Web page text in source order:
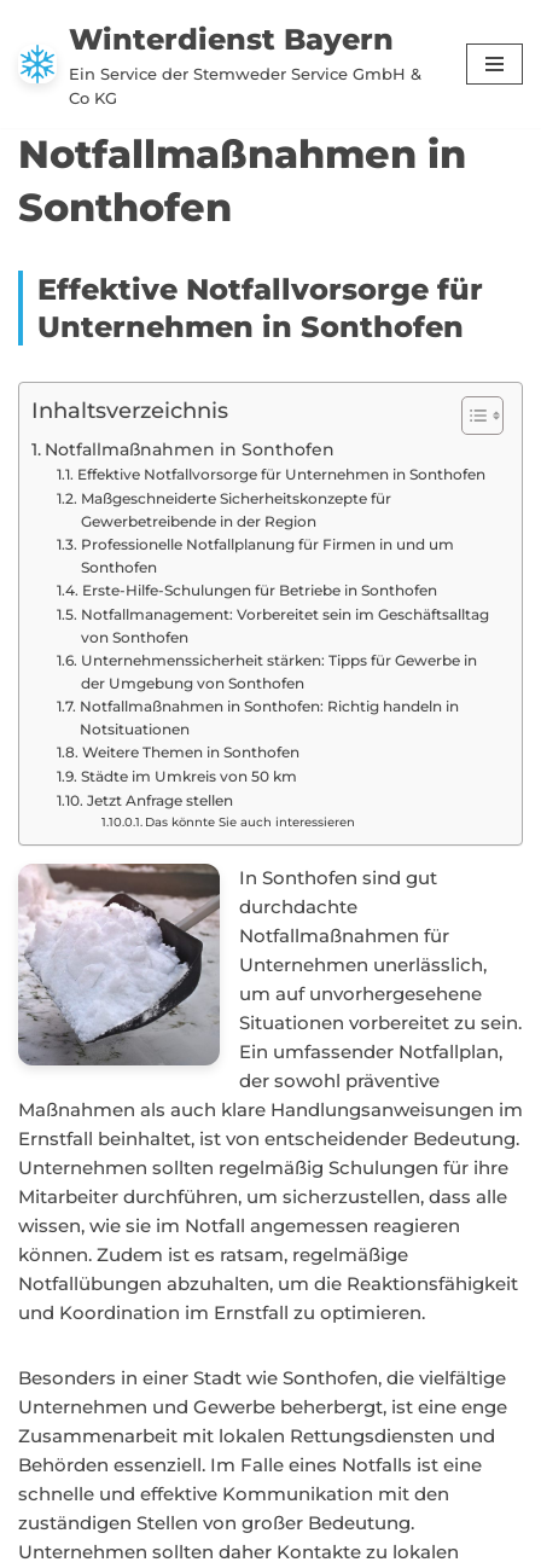
Zum
Inhalt
Winterdienst Bayern
Ein Service der Stemweder Service GmbH &
Co KG
Notfallmaßnahmen in
Sonthofen
Effektive Notfallvorsorge für
Unternehmen in Sonthofen
Inhaltsverzeichnis
Notfallmaßnahmen in Sonthofen
Effektive Notfallvorsorge für Unternehmen in Sonthofen
Maßgeschneiderte Sicherheitskonzepte für
Gewerbetreibende in der Region
Professionelle Notfallplanung für Firmen in und um
Sonthofen
Erste-Hilfe-Schulungen für Betriebe in Sonthofen
Notfallmanagement: Vorbereitet sein im Geschäftsalltag
von Sonthofen
Unternehmenssicherheit stärken: Tipps für Gewerbe in
der Umgebung von Sonthofen
Notfallmaßnahmen in Sonthofen: Richtig handeln in
Notsituationen
Weitere Themen in Sonthofen
Städte im Umkreis von 50 km
Jetzt Anfrage stellen
Das könnte Sie auch interessieren
In Sonthofen sind gut
durchdachte
Notfallmaßnahmen für
Unternehmen unerlässlich,
um auf unvorhergesehene
Situationen vorbereitet zu sein.
Ein umfassender Notfallplan,
der sowohl präventive
Maßnahmen als auch klare Handlungsanweisungen im
Ernstfall beinhaltet, ist von entscheidender Bedeutung.
Unternehmen sollten regelmäßig Schulungen für ihre
Mitarbeiter durchführen, um sicherzustellen, dass alle
wissen, wie sie im Notfall angemessen reagieren
können. Zudem ist es ratsam, regelmäßige
Notfallübungen abzuhalten, um die Reaktionsfähigkeit
und Koordination im Ernstfall zu optimieren.
Besonders in einer Stadt wie Sonthofen, die vielfältige
Unternehmen und Gewerbe beherbergt, ist eine enge
Zusammenarbeit mit lokalen Rettungsdiensten und
Behörden essenziell. Im Falle eines Notfalls ist eine
schnelle und effektive Kommunikation mit den
zuständigen Stellen von großer Bedeutung.
Unternehmen sollten daher Kontakte zu lokalen